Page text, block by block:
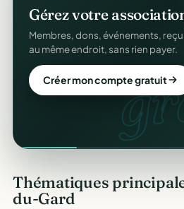
Gérez votre
Membres, dons, événements,
au même endroit, sans rien payer.
Créer mon compte gratuit
Thématiques
du-Gard